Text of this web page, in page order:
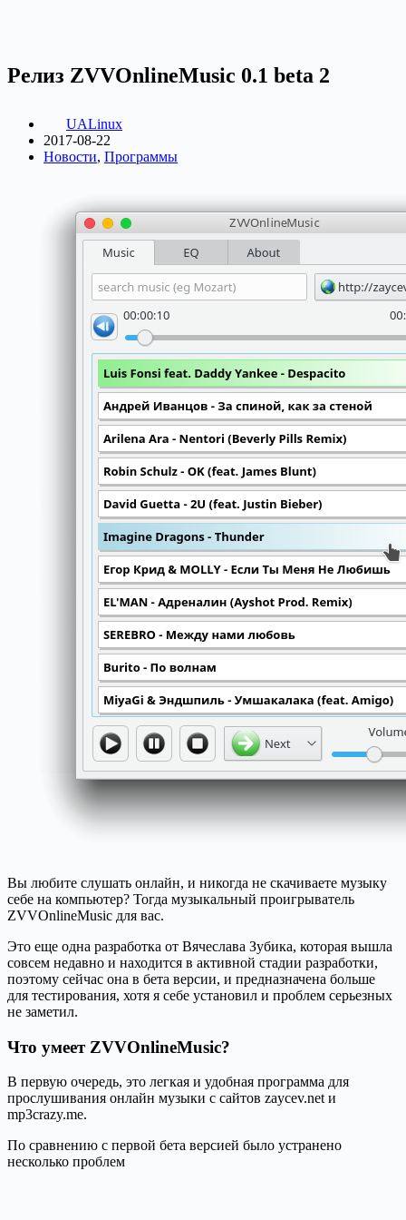
Релиз ZVVOnlineMusic 0.1 beta 2
UALinux
2017-08-22
Новости, Программы
Вы любите слушать онлайн, и никогда не скачиваете музыку
себе на компьютер? Тогда музыкальный проигрыватель
ZVVOnlineMusic для вас.
Это еще одна разработка от Вячеслава Зубика, которая вышла
совсем недавно и находится в активной стадии разработки,
поэтому сейчас она в бета версии, и предназначена больше
для тестирования, хотя я себе установил и проблем серьезных
не заметил.
Что умеет ZVVOnlineMusic?
В первую очередь, это легкая и удобная программа для
прослушивания онлайн музыки с сайтов zaycev.net и
mp3crazy.me.
По сравнению с первой бета версией было устранено
несколько проблем